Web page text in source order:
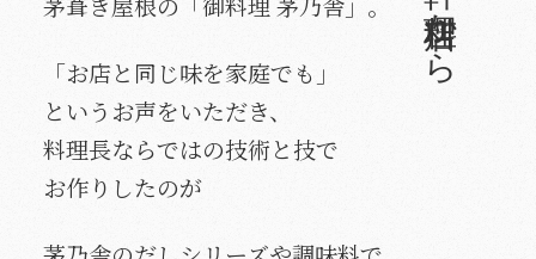
「お店と同じ味を家庭でも」
というお声をいただき、
料理長ならではの技術と技で
お作りしたのが